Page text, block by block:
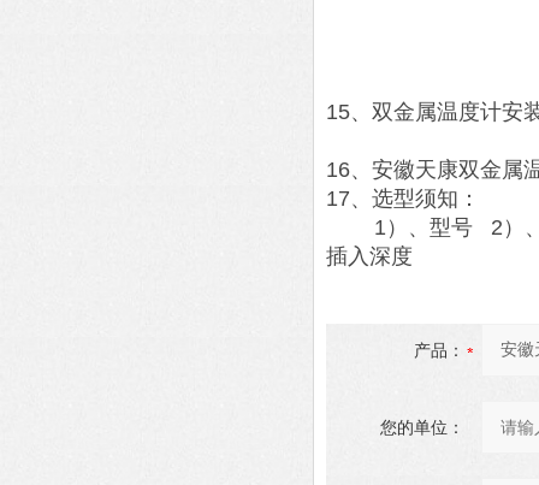
15、双金属温度计安
16、安徽天康双金属
17、选型须知：
1）、型号 2）、
插入深度
产品：
您的单位：